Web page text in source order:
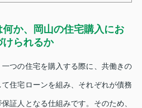
か、岡山の住宅購入にお
けられるか
一つの住宅を購入する際に、共働きの
住宅ローンを組み、それぞれが債務
証人となる仕組みです。そのため、